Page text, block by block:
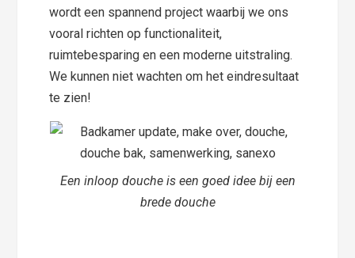
wordt een spannend project waarbij we ons
vooral richten op functionaliteit,
ruimtebesparing en een moderne uitstraling.
We kunnen niet wachten om het eindresultaat
te zien!
Een inloop douche is een goed idee bij een
brede douche